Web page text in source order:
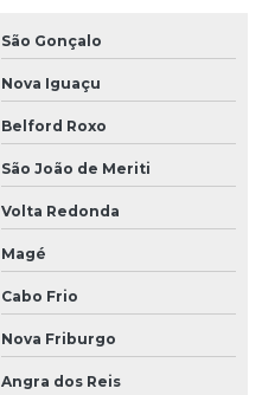
São Gonçalo
Nova Iguaçu
Belford Roxo
São João de Meriti
Volta Redonda
Magé
Cabo Frio
Nova Friburgo
Angra dos Reis